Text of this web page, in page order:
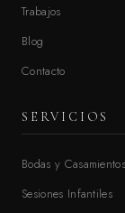
Trabajos
Blog
Contacto
SERVICIOS
Bodas y Casamientos
Sesiones Infantiles